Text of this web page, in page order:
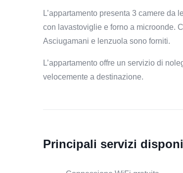
L’appartamento presenta 3 camere da
con lavastoviglie e forno a microonde.
Asciugamani e lenzuola sono forniti.
L’appartamento offre un servizio di
velocemente a destinazione.
Principali servizi